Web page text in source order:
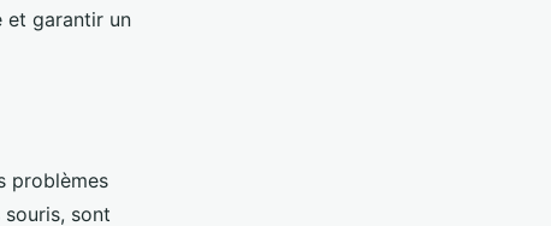
et garantir un
problèmes
sont